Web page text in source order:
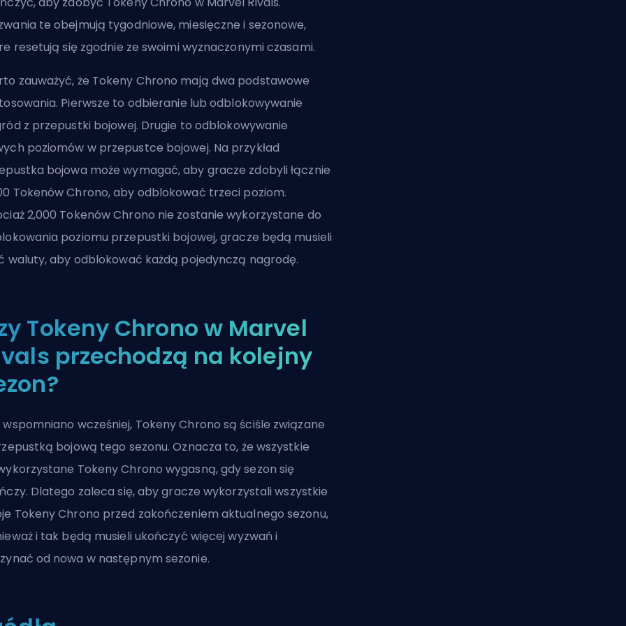
te obejmują tygodniowe, miesięczne i sezonowe,
resetują się zgodnie ze swoimi wyznaczonymi czasami.
zauważyć, że Tokeny Chrono mają dwa podstawowe
Pierwsze to odbieranie lub odblokowywanie
z przepustki bojowej. Drugie to odblokowywanie
poziomów w przepustce bojowej. Na przykład
bojowa może wymagać, aby gracze zdobyli łącznie
Tokenów Chrono, aby odblokować trzeci poziom.
2,000 Tokenów Chrono nie zostanie wykorzystane do
poziomu przepustki bojowej, gracze będą musieli
waluty, aby odblokować każdą pojedynczą nagrodę.
Tokeny Chrono w Marvel
przechodzą na kolejny
wcześniej, Tokeny Chrono są ściśle związane
bojową tego sezonu. Oznacza to, że wszystkie
Tokeny Chrono wygasną, gdy sezon się
Dlatego zaleca się, aby gracze wykorzystali wszystkie
Tokeny Chrono przed zakończeniem aktualnego sezonu,
i tak będą musieli ukończyć więcej wyzwań i
od nowa w następnym sezonie.